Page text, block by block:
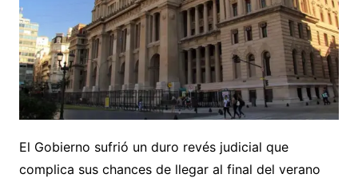
El Gobierno sufrió un duro revés judicial que
complica sus chances de llegar al final del verano